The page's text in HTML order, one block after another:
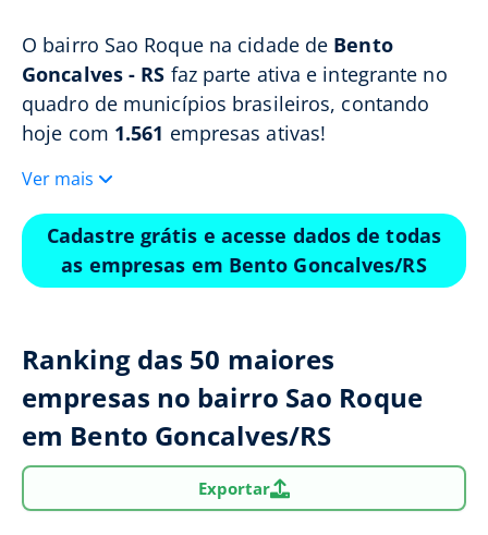
O bairro Sao Roque na cidade de Bento
Goncalves - RS faz parte ativa e integrante no
quadro de municípios brasileiros, contando
hoje com 1.561 empresas ativas!
Ver mais
Cadastre grátis e acesse dados de todas
as empresas em Bento Goncalves/RS
Ranking das 50 maiores
empresas no bairro Sao Roque
em Bento Goncalves/RS
Exportar